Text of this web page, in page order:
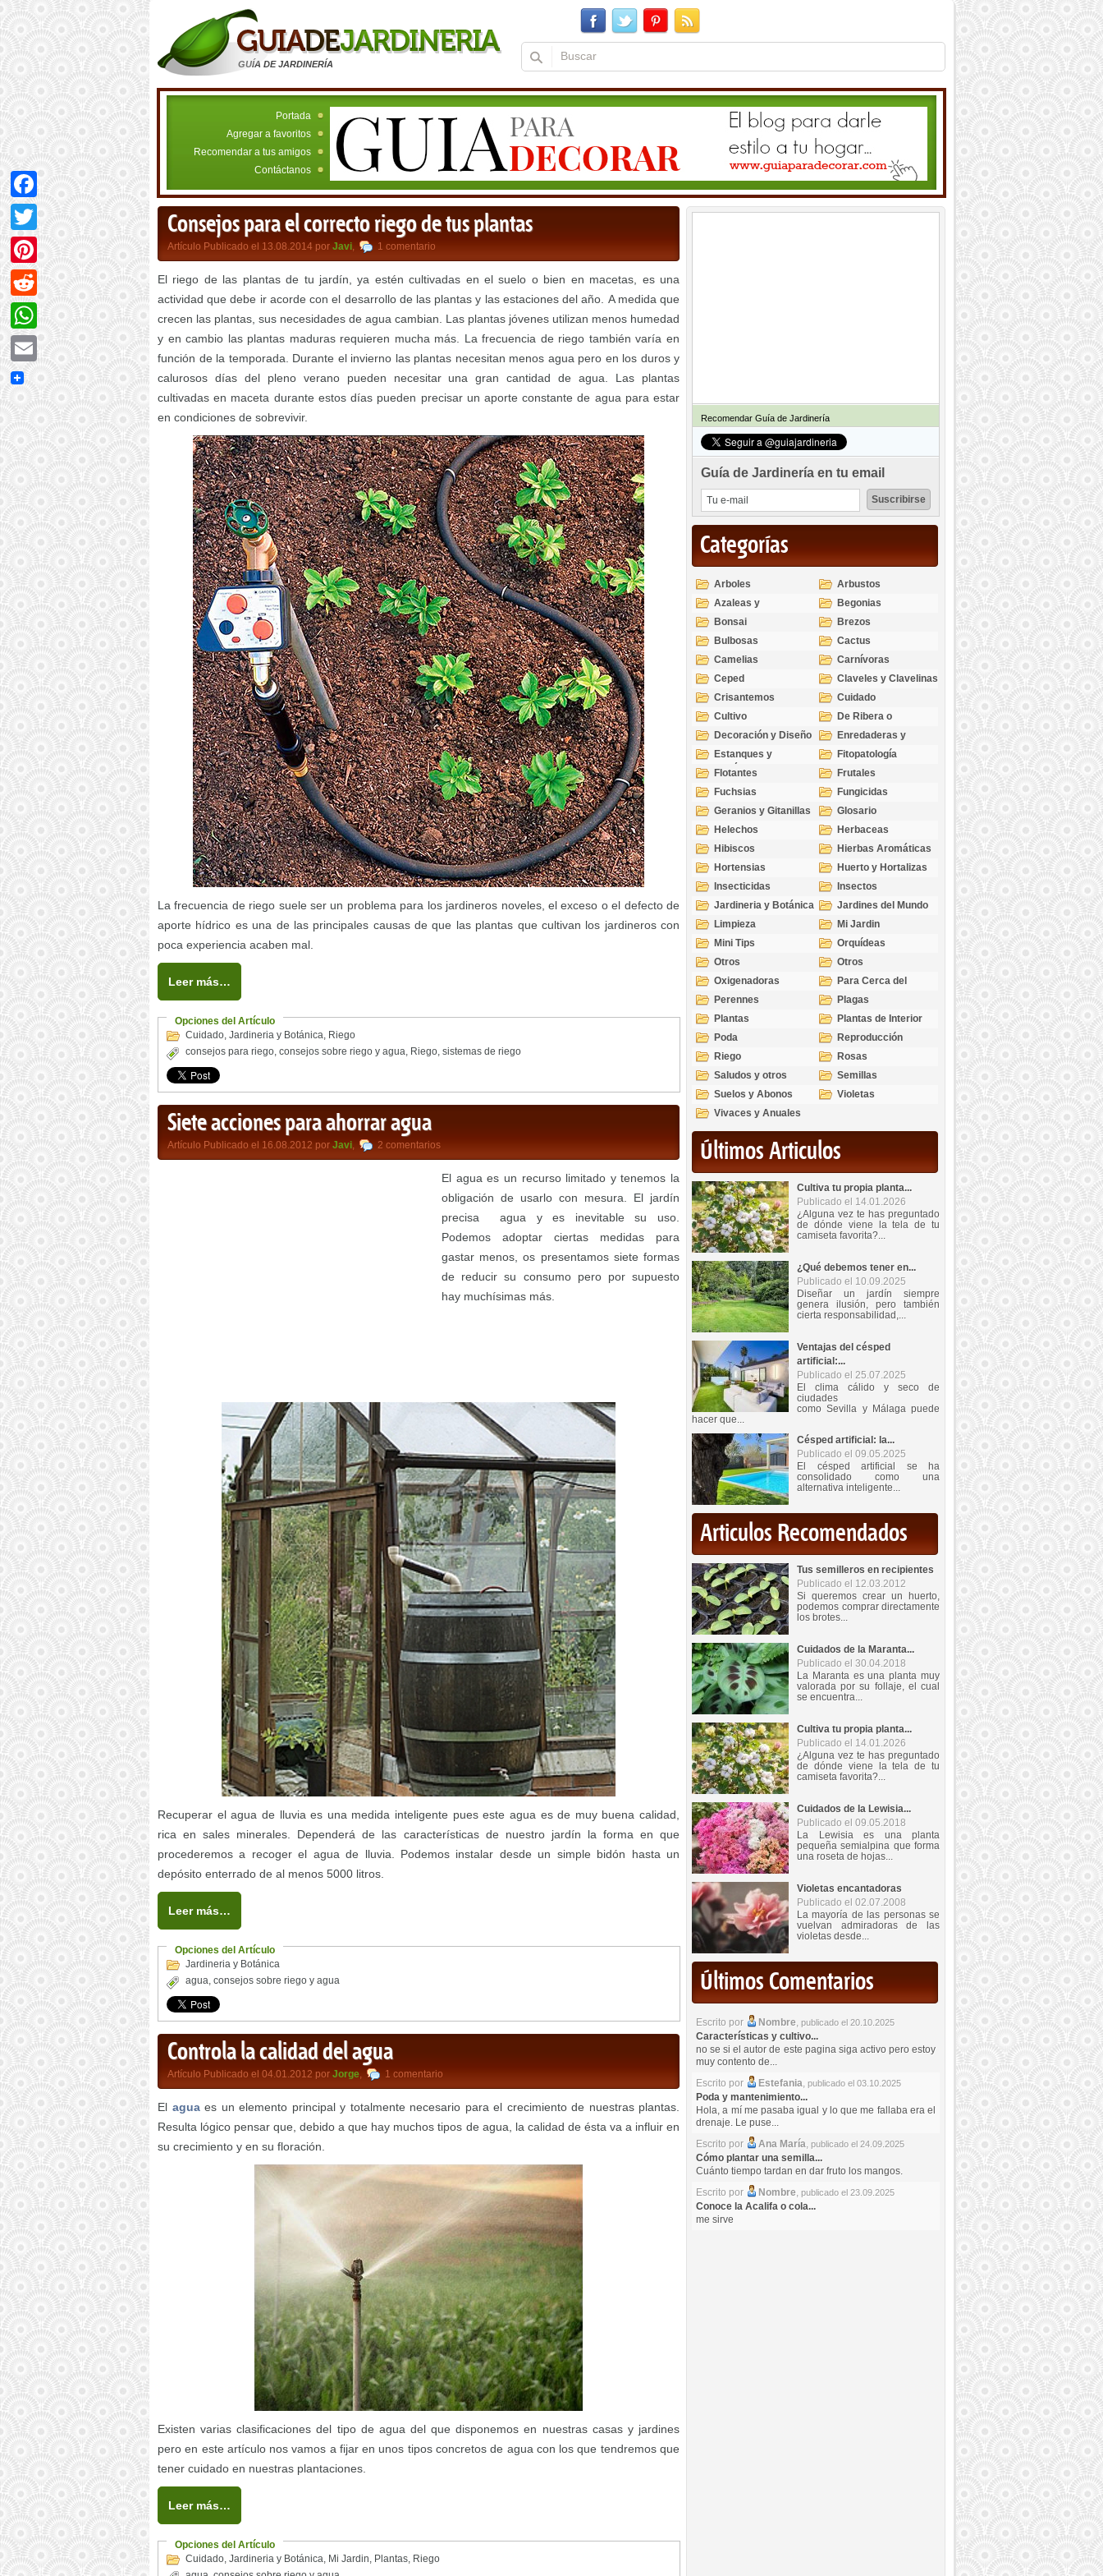
GUÍA DE JARDINERÍA
Portada
Agregar a favoritos
Recomendar a tus amigos
Contáctanos
Consejos para el correcto riego de tus plantas
Artículo Publicado el 13.08.2014 por Javi, 1 comentario
El riego de las plantas de tu jardín, ya estén cultivadas en el suelo o bien en macetas, es una
actividad que debe ir acorde con el desarrollo de las plantas y las estaciones del año. A medida que
crecen las plantas, sus necesidades de agua cambian. Las plantas jóvenes utilizan menos humedad
y en cambio las plantas maduras requieren mucha más. La frecuencia de riego también varía en
función de la temporada. Durante el invierno las plantas necesitan menos agua pero en los duros y
calurosos días del pleno verano pueden necesitar una gran cantidad de agua. Las plantas
cultivadas en maceta durante estos días pueden precisar un aporte constante de agua para estar
en condiciones de sobrevivir.
La frecuencia de riego suele ser un problema para los jardineros noveles, el exceso o el defecto de
aporte hídrico es una de las principales causas de que las plantas que cultivan los jardineros con
poca experiencia acaben mal.
Leer más…
Opciones del Artículo
Cuidado, Jardineria y Botánica, Riego
consejos para riego, consejos sobre riego y agua, Riego, sistemas de riego
Siete acciones para ahorrar agua
Artículo Publicado el 16.08.2012 por Javi, 2 comentarios
El agua es un recurso limitado y tenemos la
obligación de usarlo con mesura. El jardín
precisa agua y es inevitable su uso.
Podemos adoptar ciertas medidas para
gastar menos, os presentamos siete formas
de reducir su consumo pero por supuesto
hay muchísimas más.
Recuperar el agua de lluvia es una medida inteligente pues este agua es de muy buena calidad,
rica en sales minerales. Dependerá de las características de nuestro jardín la forma en que
procederemos a recoger el agua de lluvia. Podemos instalar desde un simple bidón hasta un
depósito enterrado de al menos 5000 litros.
Leer más…
Opciones del Artículo
Jardineria y Botánica
agua, consejos sobre riego y agua
Controla la calidad del agua
Artículo Publicado el 04.01.2012 por Jorge, 1 comentario
El aguaes un elemento principal y totalmente necesario para el crecimiento de nuestras plantas.
Resulta lógico pensar que, debido a que hay muchos tipos de agua, la calidad de ésta va a influir en
su crecimiento y en su floración.
Existen varias clasificaciones del tipo de agua del que disponemos en nuestras casas y jardines
pero en este artículo nos vamos a fijar en unos tipos concretos de agua con los que tendremos que
tener cuidado en nuestras plantaciones.
Leer más…
Opciones del Artículo
Cuidado, Jardineria y Botánica, Mi Jardin, Plantas, Riego
Recomendar Guía de Jardinería
Guía de Jardinería en tu email
Categorías
Arboles
Arbustos
Azaleas y
Rododendros
Begonias
Bonsai
Brezos
Bulbosas
Cactus
Camelias
Carnívoras
Ceped
Claveles y Clavelinas
Crisantemos
Cuidado
Cultivo
De Ribera o
Palustres
Decoración y Diseño
Enredaderas y
cubresuelos
Estanques y
Acuáticas
Fitopatología
Flotantes
Frutales
Fuchsias
Fungicidas
Geranios y Gitanillas
Glosario
Helechos
Herbaceas
Hibiscos
Hierbas Aromáticas
Hortensias
Huerto y Hortalizas
Insecticidas
Insectos
Jardineria y Botánica
Jardines del Mundo
Limpieza
Mi Jardin
Mini Tips
Orquídeas
Otros
Otros
Oxigenadoras
Para Cerca del
Estanque
Perennes
Plagas
Plantas
Plantas de Interior
Poda
Reproducción
Riego
Rosas
Saludos y otros
temas
Semillas
Suelos y Abonos
Violetas
Vivaces y Anuales
Últimos Articulos
Cultiva tu propia planta...
Publicado el 14.01.2026
¿Alguna vez te has preguntado
de dónde viene la tela de tu
camiseta favorita?...
¿Qué debemos tener en...
Publicado el 10.09.2025
Diseñar un jardín siempre
genera ilusión, pero también
cierta responsabilidad,...
Ventajas del césped
artificial:...
Publicado el 25.07.2025
El clima cálido y seco de
ciudades
como Sevilla y Málaga puede
hacer que...
Césped artificial: la...
Publicado el 09.05.2025
El césped artificial se ha
consolidado como una
alternativa inteligente...
Articulos Recomendados
Tus semilleros en recipientes
Publicado el 12.03.2012
Si queremos crear un huerto,
podemos comprar directamente
los brotes...
Cuidados de la Maranta...
Publicado el 30.04.2018
La Maranta es una planta muy
valorada por su follaje, el cual
se encuentra...
Cultiva tu propia planta...
Publicado el 14.01.2026
¿Alguna vez te has preguntado
de dónde viene la tela de tu
camiseta favorita?...
Cuidados de la Lewisia...
Publicado el 09.05.2018
La Lewisia es una planta
pequeña semialpina que forma
una roseta de hojas...
Violetas encantadoras
Publicado el 02.07.2008
La mayoría de las personas se
vuelvan admiradoras de las
violetas desde...
Últimos Comentarios
Escrito por Nombre, publicado el 20.10.2025
Características y cultivo...
no se si el autor de este pagina siga activo pero estoy
muy contento de...
Escrito por
Estefania, publicado el 03.10.2025
Poda y mantenimiento...
Hola, a mí me pasaba igual y lo que me fallaba era el
drenaje. Le puse...
Escrito por
Ana María, publicado el 24.09.2025
Cómo plantar una semilla...
Cuánto tiempo tardan en dar fruto los mangos.
Escrito por
Nombre, publicado el 23.09.2025
Conoce la Acalifa o cola...
me sirve
Facebook
Twitter
Pinterest
Reddit
WhatsApp
Email